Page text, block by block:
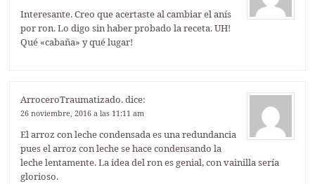
Interesante. Creo que acertaste al cambiar el anís
por ron. Lo digo sin haber probado la receta. UH!
Qué «cabaña» y qué lugar!
ArroceroTraumatizado.dice:
26 noviembre, 2016 a las 11:11 am
El arroz con leche condensada es una redundancia
pues el arroz con leche se hace condensando la
leche lentamente. La idea del ron es genial, con vainilla sería
glorioso.